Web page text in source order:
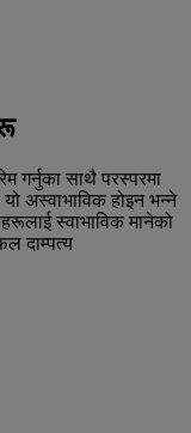
गर्नुका साथै परस्परमा
अस्वाभाविक होइन भन्ने
स्वाभाविक मानेको
दाम्पत्य